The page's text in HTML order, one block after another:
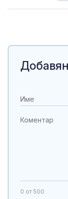
0 от 500